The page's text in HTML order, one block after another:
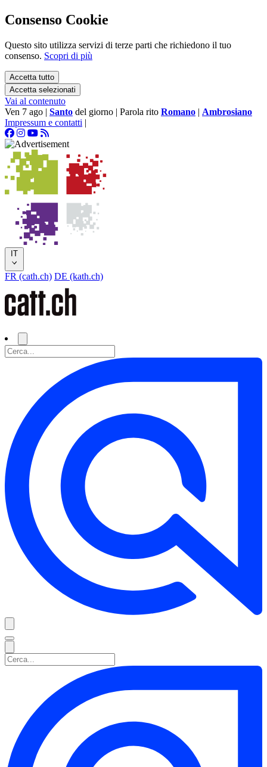
Consenso Cookie
Questo sito utilizza servizi di terze parti che richiedono il tuo
consenso. Scopri di più
Accetta tutto
Accetta selezionati
Vai al contenuto
Ven 7 ago | Santo del giorno | Parola rito Romano | Ambrosiano
Impressum e contatti |
IT
FR (cath.ch) DE (kath.ch)